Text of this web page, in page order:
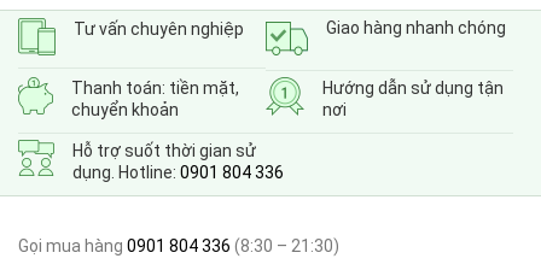
Tư vấn chuyên nghiệp Giao hàng nhanh chóng
Thanh toán: tiền mặt,
chuyển khoản
Hướng dẫn sử dụng tận
nơi
Hỗ trợ suốt thời gian sử
dụng. Hotline: 0901 804 336
Gọi mua hàng 0901 804 336 (8:30 – 21:30)